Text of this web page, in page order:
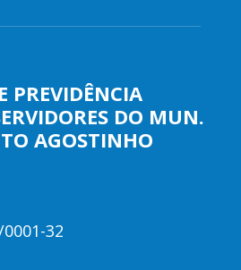
PREVIDÊNCIA
DO MUN.
AGOSTINHO
32